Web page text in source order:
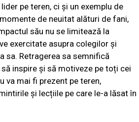
pe teren, ci și un exemplu de
de neuitat alături de fani,
său nu se limitează la
exercitate asupra colegilor și
sa. Retragerea sa semnifică
inspire și să motiveze pe toți cei
va mai fi prezent pe teren,
și lecțiile pe care le-a lăsat în